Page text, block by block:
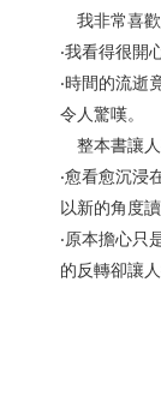
我非常喜歡
‧我看得很開
‧時間的流逝
令人驚嘆。
整本書讓人
‧愈看愈沉浸
以新的角度
‧原本擔心只
的反轉卻讓